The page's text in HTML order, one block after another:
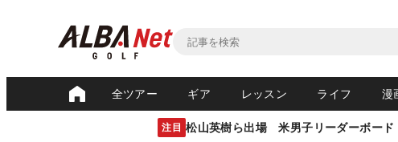
全ツアー ギア レッスン ライフ 漫
注目 松山英樹ら出場 米男子リーダーボード